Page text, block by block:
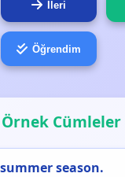
İleri
Öğrendim
Örnek Cümleler
season.